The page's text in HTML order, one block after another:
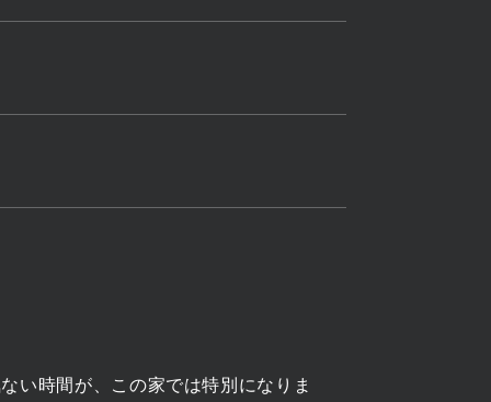
い時間が、この家では特別になりま